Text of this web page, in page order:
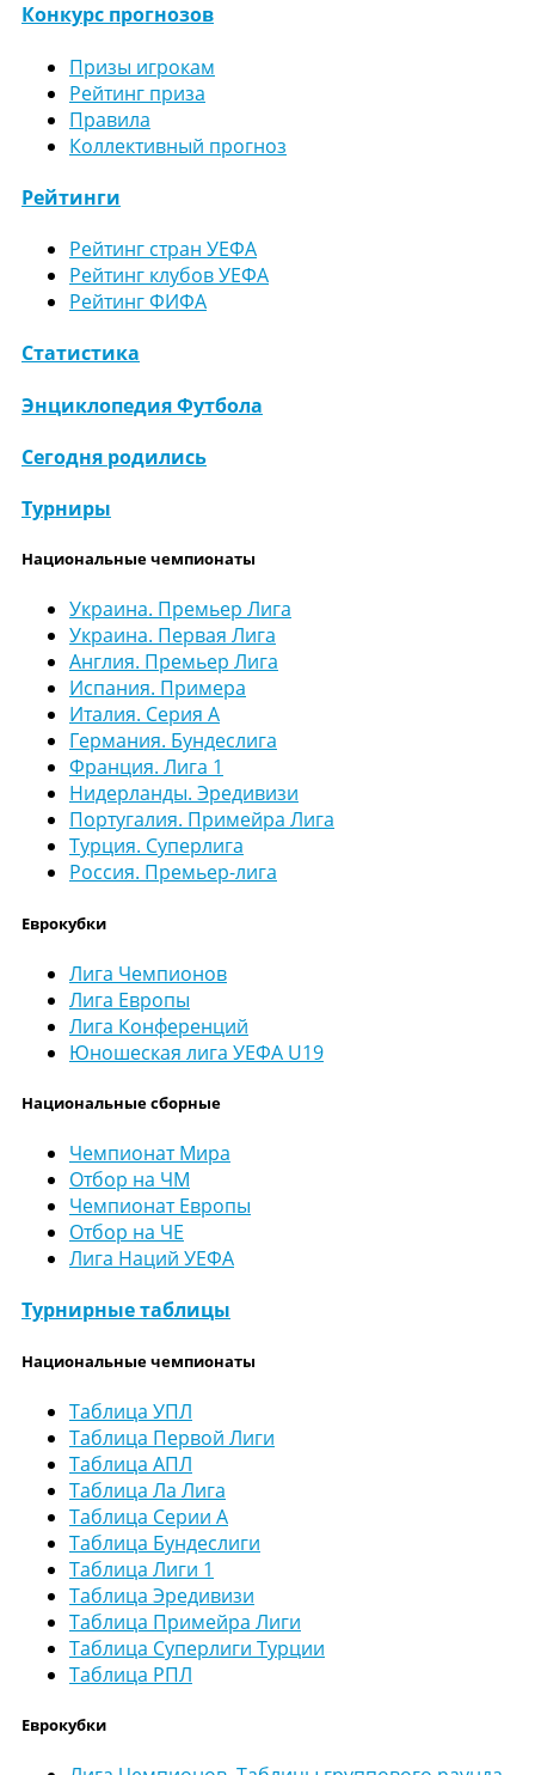
Конкурс прогнозов
Призы игрокам
Рейтинг приза
Правила
Коллективный прогноз
Рейтинги
Рейтинг стран УЕФА
Рейтинг клубов УЕФА
Рейтинг ФИФА
Статистика
Энциклопедия Футбола
Сегодня родились
Турниры
Национальные чемпионаты
Украина. Премьер Лига
Украина. Первая Лига
Англия. Премьер Лига
Испания. Примера
Италия. Серия А
Германия. Бундеслига
Франция. Лига 1
Нидерланды. Эредивизи
Португалия. Примейра Лига
Турция. Суперлига
Россия. Премьер-лига
Еврокубки
Лига Чемпионов
Лига Европы
Лига Конференций
Юношеская лига УЕФА U19
Национальные сборные
Чемпионат Мира
Отбор на ЧМ
Чемпионат Европы
Отбор на ЧЕ
Лига Наций УЕФА
Турнирные таблицы
Национальные чемпионаты
Таблица УПЛ
Таблица Первой Лиги
Таблица АПЛ
Таблица Ла Лига
Таблица Серии А
Таблица Бундеслиги
Таблица Лиги 1
Таблица Эредивизи
Таблица Примейра Лиги
Таблица Суперлиги Турции
Таблица РПЛ
Еврокубки